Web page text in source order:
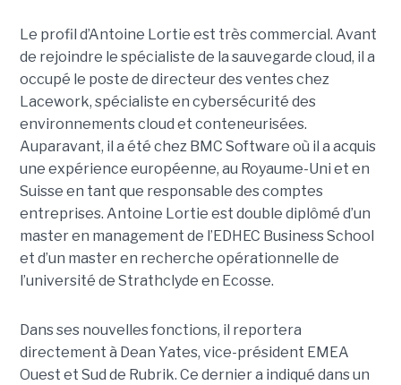
Le profil d’Antoine Lortie est très commercial. Avant
de rejoindre le spécialiste de la sauvegarde cloud, il a
occupé le poste de directeur des ventes chez
Lacework, spécialiste en cybersécurité des
environnements cloud et conteneurisées.
Auparavant, il a été chez BMC Software où il a acquis
une expérience européenne, au Royaume-Uni et en
Suisse en tant que responsable des comptes
entreprises. Antoine Lortie est double diplômé d’un
master en management de l’EDHEC Business School
et d’un master en recherche opérationnelle de
l’université de Strathclyde en Ecosse.
Dans ses nouvelles fonctions, il reportera
directement à Dean Yates, vice-président EMEA
Ouest et Sud de Rubrik. Ce dernier a indiqué dans un